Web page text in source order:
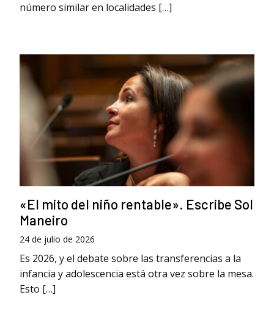
número similar en localidades […]
«El mito del niño rentable». Escribe Sol
Maneiro
24 de julio de 2026
Es 2026, y el debate sobre las transferencias a la
infancia y adolescencia está otra vez sobre la mesa.
Esto […]